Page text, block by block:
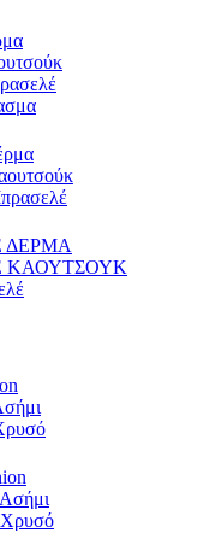
ΔΕΡΜΑ
ΚΑΟΥΤΣΟΥΚ
Χρυσό